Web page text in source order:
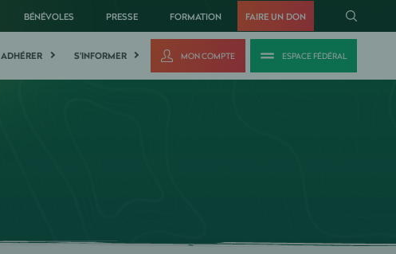
BÉNÉVOLES PRESSE FORMATION FAIRE UN DON
ADHÉRER S'INFORMER MON COMPTE ESPACE FÉDÉRAL